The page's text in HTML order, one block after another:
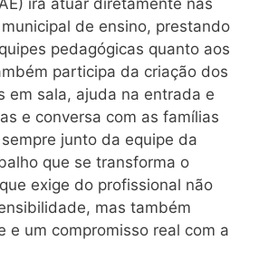
de ensino, prestando
pedagógicas quanto aos
participa da criação dos
em sala, ajuda na entrada e
e conversa com as famílias
junto da equipe da
que se transforma o
exige do profissional não
mas também
e um compromisso real com a